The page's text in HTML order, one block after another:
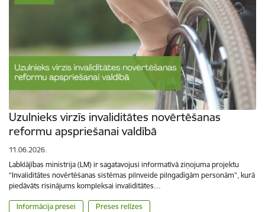
Uzulnieks virzīs invaliditātes novērtēšanas
reformu apspriešanai valdībā
11.06.2026.
Labklājības ministrija (LM) ir sagatavojusi informatīvā ziņojuma projektu
“Invaliditātes novērtēšanas sistēmas pilnveide pilngadīgām personām”, kurā
piedāvāts risinājums kompleksai invaliditātes…
Informācija presei Preses relīzes